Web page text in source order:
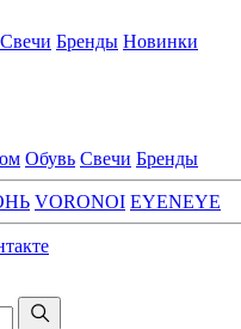
Свечи Бренды Новинки
Обувь Свечи Бренды
VORONOI EYENEYE